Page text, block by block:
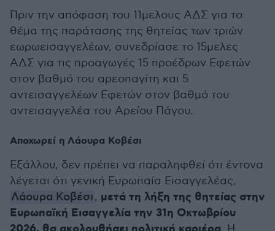
Πριν την απόφαση του 11μελους ΑΔΣ για το
θέμα της παράτασης της θητείας των τριών
εωρωεισαγγελέων, συνεδρίασε το 15μελες
ΑΔΣ για τις προαγωγές 15 προέδρων Εφετών
στον βαθμό του αρεοπαγίτη και 5
αντεισαγγελέων Εφετών στον βαθμό του
αντεισαγγελέα του Αρείου Πάγου.
Αποχωρεί η Λάουρα Κοβέσι
Εξάλλου, δεν πρέπει να παραληφθεί ότι έντονα
λέγεται ότι γενική Ευρωπαία Εισαγγελέας,
Λάουρα Κοβέσι, μετά τη λήξη της θητείας στην
Ευρωπαϊκή Εισαγγελία την 31η Οκτωβρίου